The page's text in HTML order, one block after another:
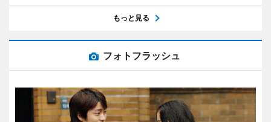
もっと見る
フォトフラッシュ